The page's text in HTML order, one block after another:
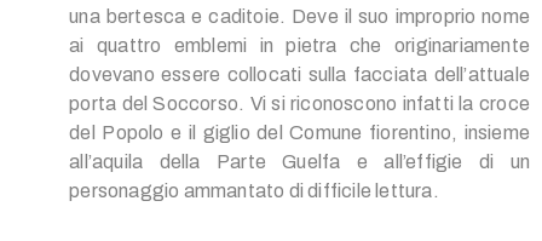
una bertesca e caditoie. Deve il suo improprio nome
ai quattro emblemi in pietra che originariamente
dovevano essere collocati sulla facciata dell’attuale
porta del Soccorso. Vi si riconoscono infatti la croce
del Popolo e il giglio del Comune fiorentino, insieme
all’aquila della Parte Guelfa e all’effigie di un
personaggio ammantato di difficile lettura.